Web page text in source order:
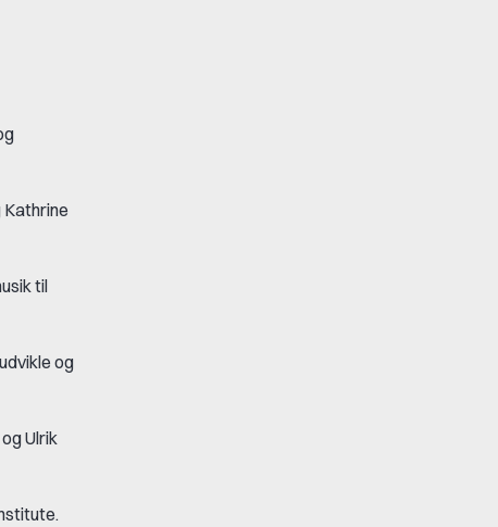
Kathrine
til
og
Ulrik